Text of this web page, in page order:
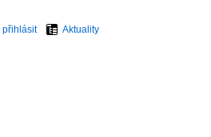
přihlásit Aktuality